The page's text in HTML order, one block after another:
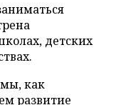
детских
как
развитие